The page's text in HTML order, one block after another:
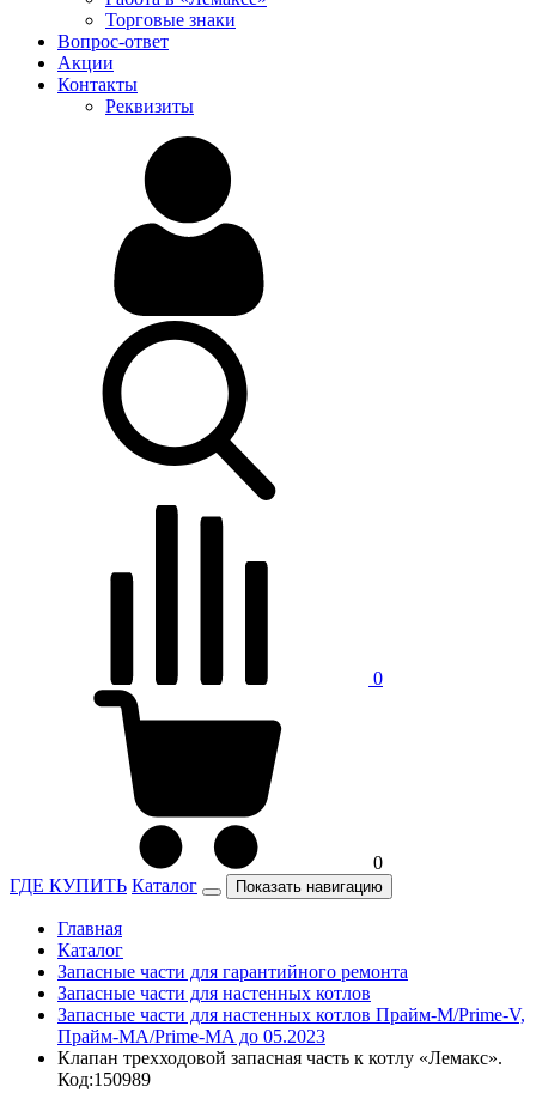
Торговые знаки
Вопрос-ответ
Акции
Контакты
Реквизиты
0
0
ГДЕ КУПИТЬ Каталог Показать навигацию
Главная
Каталог
Запасные части для гарантийного ремонта
Запасные части для настенных котлов
Запасные части для настенных котлов Прайм-М/Prime-V,
Прайм-МА/Prime-MA до 05.2023
Клапан трехходовой запасная часть к котлу «Лемакс».
Код:150989